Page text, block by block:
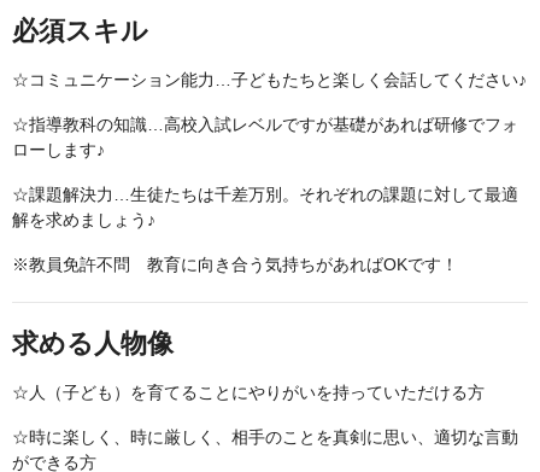
必須スキル
☆コミュニケーション能力…子どもたちと楽しく会話してください♪
☆指導教科の知識…高校入試レベルですが基礎があれば研修でフォ
ローします♪
☆課題解決力…生徒たちは千差万別。それぞれの課題に対して最適
解を求めましょう♪
※教員免許不問 教育に向き合う気持ちがあればOKです！
求める人物像
☆人（子ども）を育てることにやりがいを持っていただける方
☆時に楽しく、時に厳しく、相手のことを真剣に思い、適切な言動
ができる方